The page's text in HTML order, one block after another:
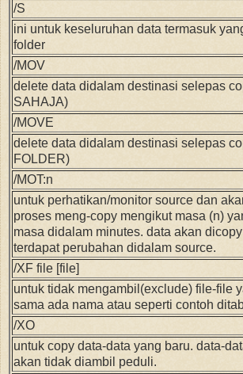
/S
ini untuk keseluruhan data termasuk
folder
/MOV
delete data didalam destinasi selepas
SAHAJA)
/MOVE
delete data didalam destinasi selepas
FOLDER)
/MOT:n
untuk perhatikan/monitor source dan
proses meng-copy mengikut masa (n)
masa didalam minutes. data akan
terdapat perubahan didalam source.
/XF file [file]
untuk tidak mengambil(exclude) file-file
sama ada nama atau seperti contoh
/XO
untuk copy data-data yang baru. data-
akan tidak diambil peduli.